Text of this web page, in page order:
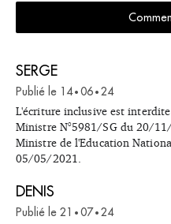
SERGE
Publié le 14 • 06 • 24
L'écriture inclusive est
Ministre N°5981/SG du 20/
Ministre de l'Education
05/05/2021.
DENIS
Publié le 21 • 07 • 24